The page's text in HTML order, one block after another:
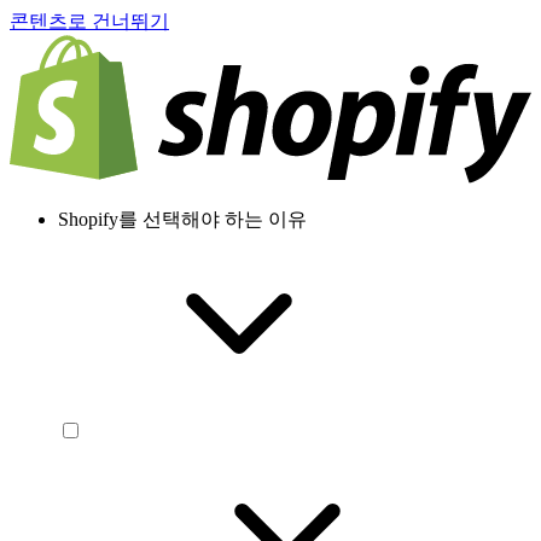
콘텐츠로 건너뛰기
Shopify를 선택해야 하는 이유